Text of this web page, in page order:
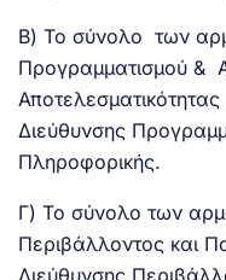
Β) Το σύνολο των
Προγραμματισμού &
Διεύθυνσης
Πληροφορικής.
Γ) Το σύνολο των
Περιβάλλοντος και